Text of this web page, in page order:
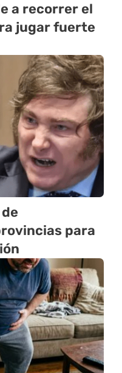
a recorrer el
jugar fuerte
para